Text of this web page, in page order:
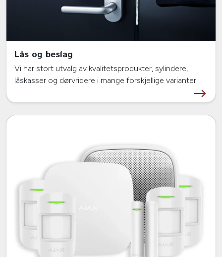
Lås og beslag
Vi har stort utvalg av kvalitetsprodukter, sylindere,
låskasser og dørvridere i mange forskjellige varianter.